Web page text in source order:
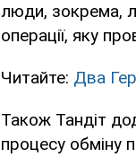
люди, зокрема,
операції, яку
Читайте: Два
Також Тандіт
процесу обміну